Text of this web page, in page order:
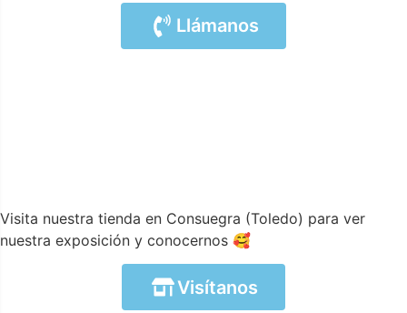
Llámanos
Visita nuestra tienda en Consuegra (Toledo) para ver
nuestra exposición y conocernos 🥰
Visítanos